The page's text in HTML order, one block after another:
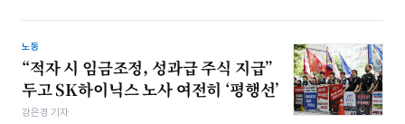
노동
“적자 시 임금조정, 성과급 주식 지급”
두고 SK하이닉스 노사 여전히 ‘평행선’
강은경 기자